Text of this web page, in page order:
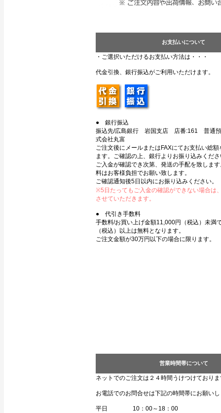
お支払いについて
・ご選択いただけるお支払い方法は・・・
代金引換、銀行振込がご利用いただけます。
● 銀行振込
振込先/広島銀行 岩国支店 店番:161 普通
式会社丸富
ご注文後にメールまたはFAXにてお支払い総
ます。ご確認の上、銀行よりお振り込みくだ
ご入金が確認でき次第、発送の手配を致しま
料はお客様負担でお願い致します。
ご確認通知後5日以内にお振り込みください。
※5日たってもご入金の確認ができない場合は
させていただきます。
● 代引き手数料
手数料/お買い上げ金額11,000円（税込）未満
（税込）以上は無料となります。
ご注文金額が30万円以下の場合に限ります。
営業時間帯について
ネットでのご注文は２４時間うけつけており
お電話でのお問合せは下記の時間帯にお願い
平日 10：00～18：00